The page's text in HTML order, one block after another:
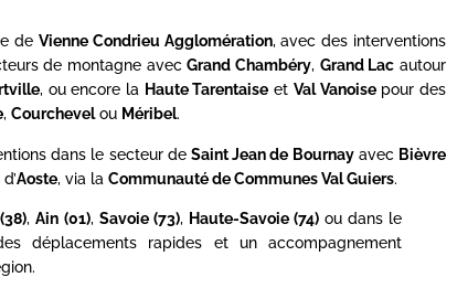
de Vienne Condrieu Agglomération, avec des interventions
de montagne avecGrand Chambéry, Grand Lac autour
, ou encore la Haute Tarentaise et Val Vanoisepour des
, Courchevelou Méribel.
dans le secteur de Saint Jean de Bournayavec Bièvre
Aoste, via la Communauté de Communes Val Guiers.
,Ain (01), Savoie (73), Haute-Savoie (74)ou dans le
déplacements rapides et un accompagnement